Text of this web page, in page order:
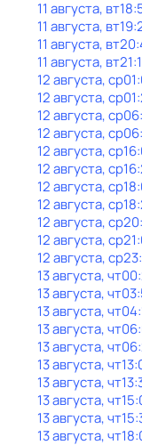
11 августа, вт
11 августа, вт
11 августа, вт
11 августа, вт
12 августа, ср
12 августа, ср
12 августа, ср
12 августа, ср
12 августа, ср
12 августа, ср
12 августа, ср
12 августа, ср
12 августа, ср
12 августа, ср
12 августа, ср
13 августа, чт
13 августа, чт
13 августа, чт
13 августа, чт
13 августа, чт
13 августа, чт
13 августа, чт
13 августа, чт
13 августа, чт
13 августа, чт